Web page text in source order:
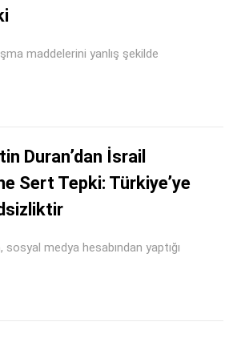
maddelerini yanlış şekilde
Duran’dan İsrail
Sert Tepki: Türkiye’ye
medya hesabından yaptığı